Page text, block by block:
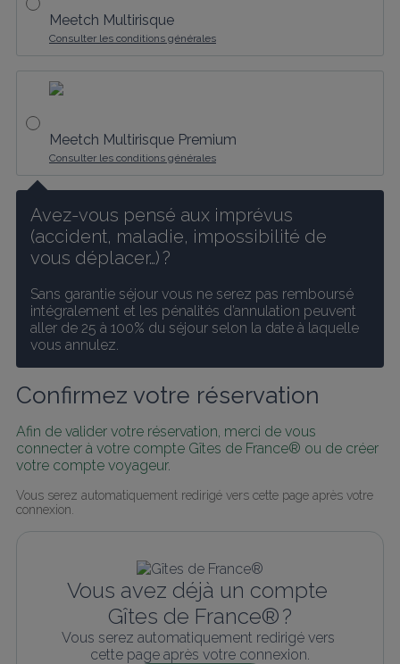
Meetch Multirisque
Consulter les conditions générales
Meetch Multirisque Premium
Consulter les conditions générales
Avez-vous pensé aux imprévus
(accident, maladie, impossibilité de
vous déplacer…) ?
Sans garantie séjour vous ne serez pas remboursé
intégralement et les pénalités d’annulation peuvent
aller de 25 à 100% du séjour selon la date à laquelle
vous annulez.
Confirmez votre réservation
Afin de valider votre réservation, merci de vous
connecter à votre compte Gîtes de France® ou de créer
votre compte voyageur.
Vous serez automatiquement redirigé vers cette page après votre
connexion.
Vous avez déjà un compte
Gîtes de France® ?
Vous serez automatiquement redirigé vers
cette page après votre connexion.